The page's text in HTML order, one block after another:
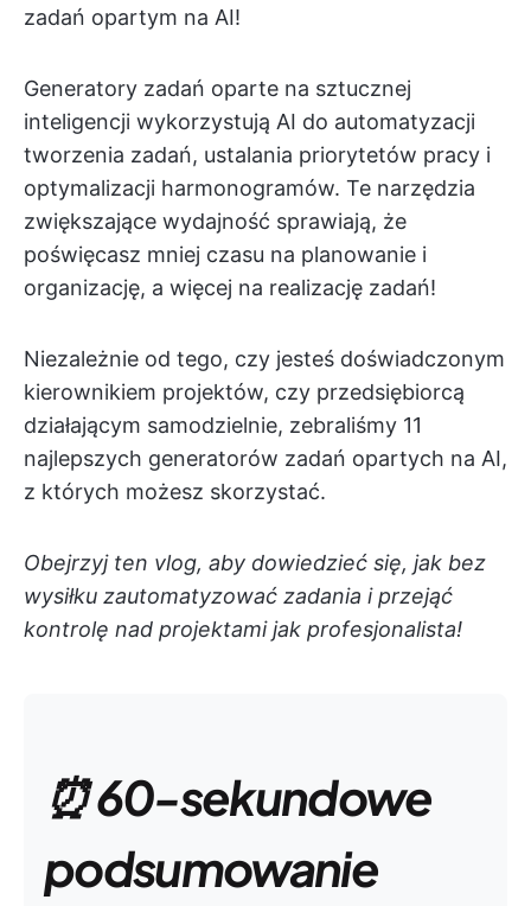
zadań opartym na AI!
Generatory zadań oparte na sztucznej
inteligencji wykorzystują AI do automatyzacji
tworzenia zadań, ustalania priorytetów pracy i
optymalizacji harmonogramów. Te narzędzia
zwiększające wydajność sprawiają, że
poświęcasz mniej czasu na planowanie i
organizację, a więcej na realizację zadań!
Niezależnie od tego, czy jesteś doświadczonym
kierownikiem projektów, czy przedsiębiorcą
działającym samodzielnie, zebraliśmy 11
najlepszych generatorów zadań opartych na AI,
z których możesz skorzystać.
Obejrzyj ten vlog, aby dowiedzieć się, jak bez
wysiłku zautomatyzować zadania i przejąć
kontrolę nad projektami jak profesjonalista!
⏰ 60-sekundowe
podsumowanie